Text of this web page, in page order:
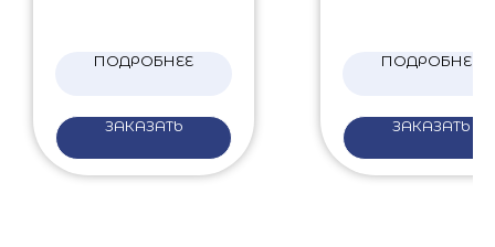
ПОДРОБНЕЕ
ЗАКАЗАТЬ
ПОДРОБНЕЕ
ЗАКАЗАТЬ